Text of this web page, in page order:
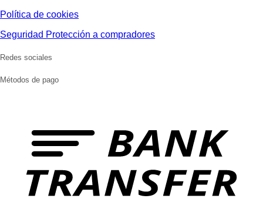
Política de cookies
Seguridad Protección a compradores
Redes sociales
Métodos de pago